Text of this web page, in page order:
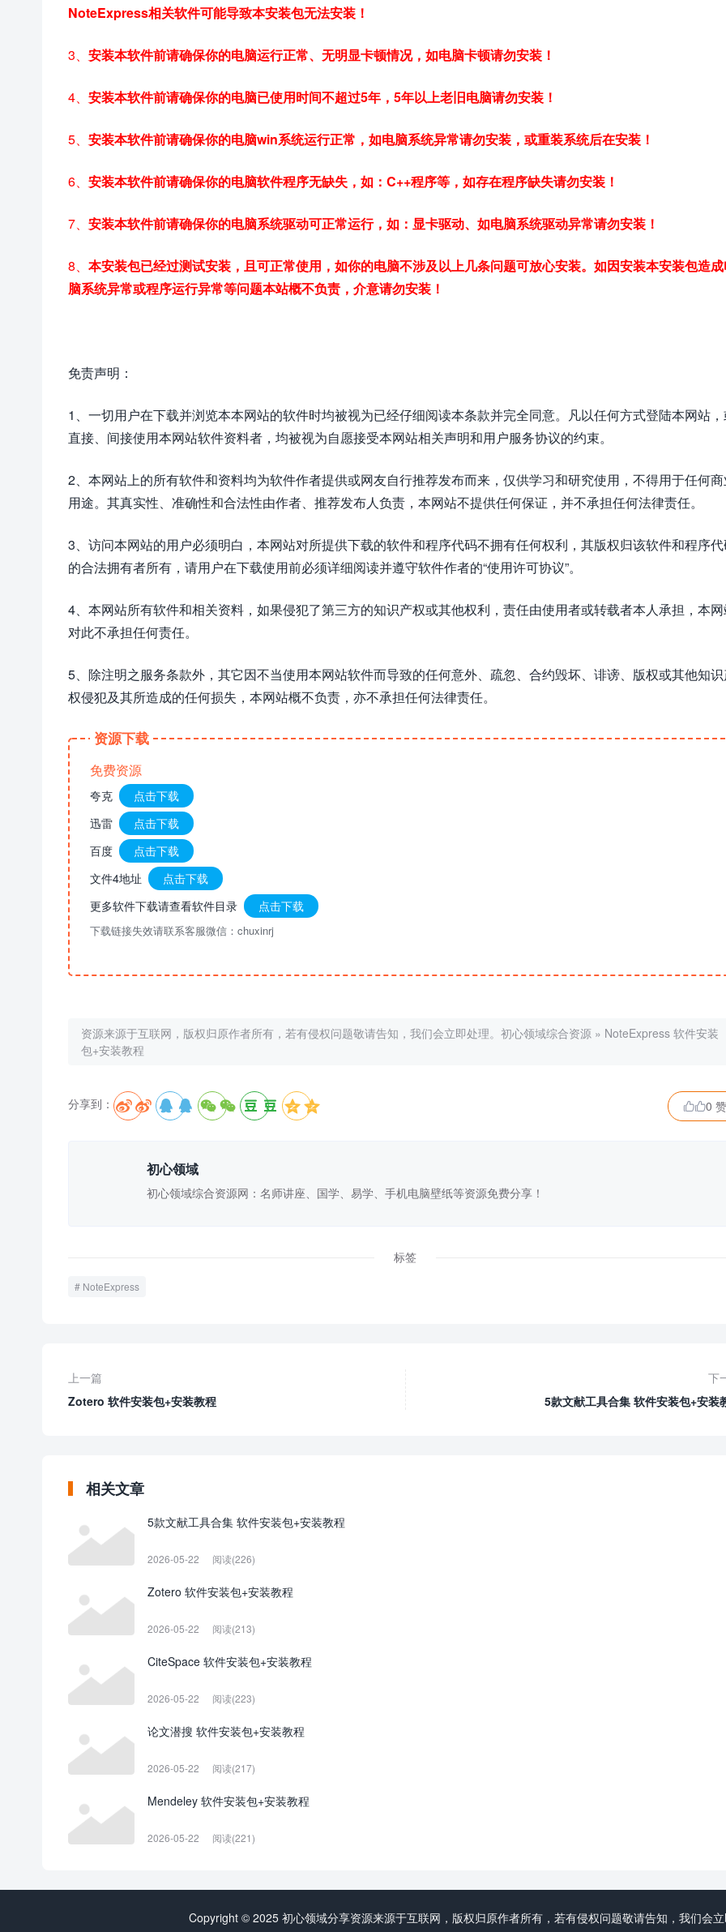
NoteExpress相关软件可能导致本安装包无法安装！
3、 安装本软件前请确保你的电脑运行正常、无明显卡顿情况，如电脑卡顿请勿安装！
4、 安装本软件前请确保你的电脑已使用时间不超过5年，5年以上老旧电脑请勿安装！
5、 安装本软件前请确保你的电脑win系统运行正常，如电脑系统异常请勿安装，或重装系统后在安装！
6、 安装本软件前请确保你的电脑软件程序无缺失，如：C++程序等，如存在程序缺失请勿安装！
7、 安装本软件前请确保你的电脑系统驱动可正常运行，如：显卡驱动、如电脑系统驱动异常请勿安装！
8、 本安装包已经过测试安装，且可正常使用，如你的电脑不涉及以上几条问题可放心安装。如因安装本安装包造
脑系统异常或程序运行异常等问题本站概不负责，介意请勿安装！
免责声明：
1、一切用户在下载并浏览本本网站的软件时均被视为已经仔细阅读本条款并完全同意。凡以任何方式登陆本网站
直接、间接使用本网站软件资料者，均被视为自愿接受本网站相关声明和用户服务协议的约束。
2、本网站上的所有软件和资料均为软件作者提供或网友自行推荐发布而来，仅供学习和研究使用，不得用于任何
用途。其真实性、准确性和合法性由作者、推荐发布人负责，本网站不提供任何保证，并不承担任何法律责任。
3、访问本网站的用户必须明白，本网站对所提供下载的软件和程序代码不拥有任何权利，其版权归该软件和程序
的合法拥有者所有，请用户在下载使用前必须详细阅读并遵守软件作者的“使用许可协议”。
4、本网站所有软件和相关资料，如果侵犯了第三方的知识产权或其他权利，责任由使用者或转载者本人承担，本
对此不承担任何责任。
5、除注明之服务条款外，其它因不当使用本网站软件而导致的任何意外、疏忽、合约毁坏、诽谤、版权或其他知
权侵犯及其所造成的任何损失，本网站概不负责，亦不承担任何法律责任。
资源下载
免费资源
夸克
点击下载
迅雷
点击下载
百度
点击下载
文件4地址
点击下载
更多软件下载请查看软件目录
点击下载
下载链接失效请联系客服微信：chuxinrj
资源来源于互联网，版权归原作者所有，若有侵权问题敬请告知，我们会立即处理。 初心领域综合资源 » NoteExpress 软件安装
包+安装教程
分享到：      0 赞
初心领域
初心领域综合资源网：名师讲座、国学、易学、手机电脑壁纸等资源免费分享！
标签
NoteExpress
上一篇
Zotero 软件安装包+安装教程
下
5款文献工具合集 软件安装包+安装
相关文章
5款文献工具合集 软件安装包+安装教程
2026-05-22 阅读(226)
Zotero 软件安装包+安装教程
2026-05-22 阅读(213)
CiteSpace 软件安装包+安装教程
2026-05-22 阅读(223)
论文潜搜 软件安装包+安装教程
2026-05-22 阅读(217)
Mendeley 软件安装包+安装教程
2026-05-22 阅读(221)
Copyright © 2025 初心领域分享资源来源于互联网，版权归原作者所有，若有侵权问题敬请告知，我们会